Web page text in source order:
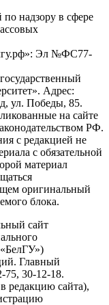
надзору в сфере
Эл №ФС77-
Адрес:
ул. Победы, 85.
на сайте
РФ.
с редакцией не
с обязательной
материал
оригинальный
блока.
сайт
Главный
75, 30-12-18.
редакцию сайта),